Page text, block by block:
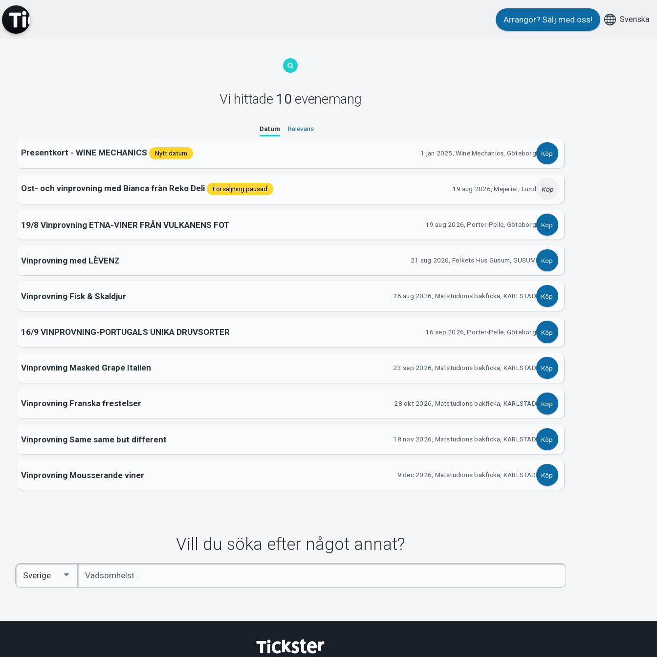
Arrangör? Sälj med oss! Svenska
Vi hittade 10 evenemang
Datum Relevans
Presentkort - WINE MECHANICS Nytt datum 1 jan 2025, Wine Mechanics, Göteborg Köp
Ost- och vinprovning med Bianca från Reko Deli Försäljning pausad 19 aug 2026, Mejeriet, Lund Köp
19/8 Vinprovning ETNA-VINER FRÅN VULKANENS FOT 19 aug 2026, Porter-Pelle, Göteborg Köp
Vinprovning med LÈVENZ 21 aug 2026, Folkets Hus Gusum, GUSUM Köp
Vinprovning Fisk & Skaldjur 26 aug 2026, Matstudions bakficka, KARLSTAD Köp
16/9 VINPROVNING-PORTUGALS UNIKA DRUVSORTER 16 sep 2026, Porter-Pelle, Göteborg Köp
Vinprovning Masked Grape Italien 23 sep 2026, Matstudions bakficka, KARLSTAD Köp
Vinprovning Franska frestelser 28 okt 2026, Matstudions bakficka, KARLSTAD Köp
Vinprovning Same same but different 18 nov 2026, Matstudions bakficka, KARLSTAD Köp
Vinprovning Mousserande viner 9 dec 2026, Matstudions bakficka, KARLSTAD Köp
Vill du söka efter något annat?
Ange
sökord
Select
Country